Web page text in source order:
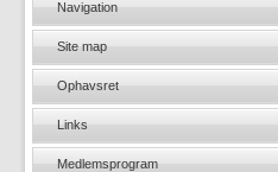
Navigation
Site map
Ophavsret
Links
Medlemsprogram